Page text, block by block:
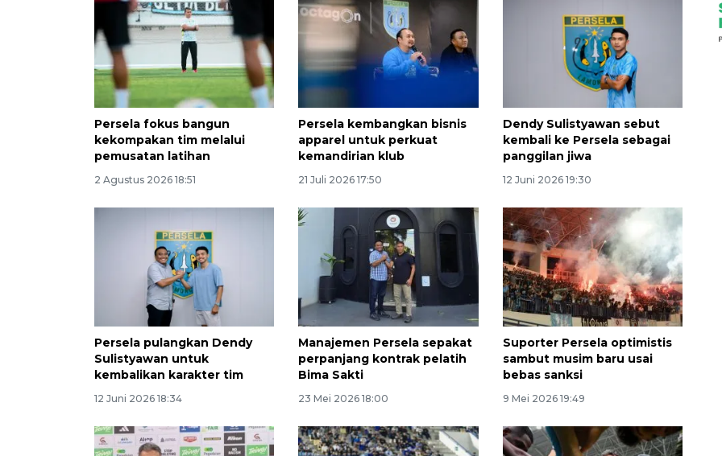
Persela fokus bangun
kekompakan tim melalui
pemusatan latihan
2 Agustus 2026 18:51
Persela kembangkan bisnis
apparel untuk perkuat
kemandirian klub
21 Juli 2026 17:50
Dendy Sulistyawan sebut
kembali ke Persela sebagai
panggilan jiwa
12 Juni 2026 19:30
Persela pulangkan Dendy
Sulistyawan untuk
kembalikan karakter tim
12 Juni 2026 18:34
Manajemen Persela sepakat
perpanjang kontrak pelatih
Bima Sakti
23 Mei 2026 18:00
Suporter Persela optimistis
sambut musim baru usai
bebas sanksi
9 Mei 2026 19:49
Awas penipuan berbasis AI